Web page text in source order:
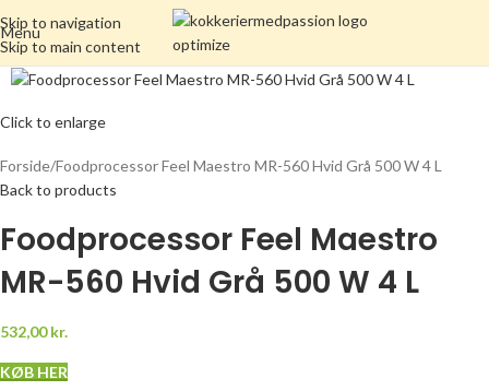
Skip to navigation
Skip to main content
Menu
Click to enlarge
Forside Foodprocessor Feel Maestro MR-560 Hvid Grå 500 W 4 L
Back to products
Foodprocessor Feel Maestro
MR-560 Hvid Grå 500 W 4 L
532,00kr.
KØB HER